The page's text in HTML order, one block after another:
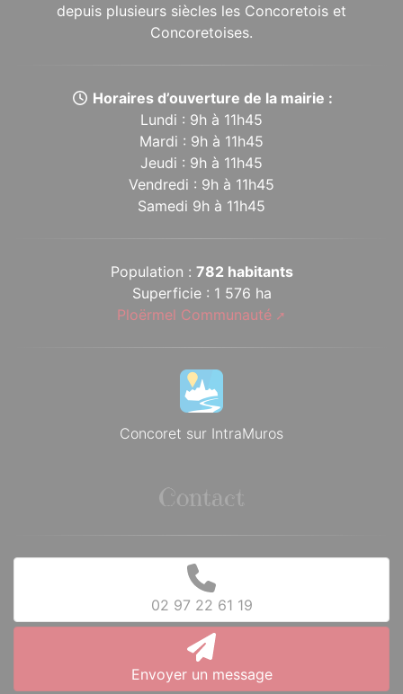
depuis plusieurs siècles les Concoretois et
Concoretoises.
Horaires d’ouverture de la mairie :
Lundi : 9h à 11h45
Mardi : 9h à 11h45
Jeudi : 9h à 11h45
Vendredi : 9h à 11h45
Samedi 9h à 11h45
Population : 782 habitants
Superficie : 1 576 ha
Ploërmel Communauté
Concoret sur IntraMuros
Contact
02 97 22 61 19
Envoyer un message